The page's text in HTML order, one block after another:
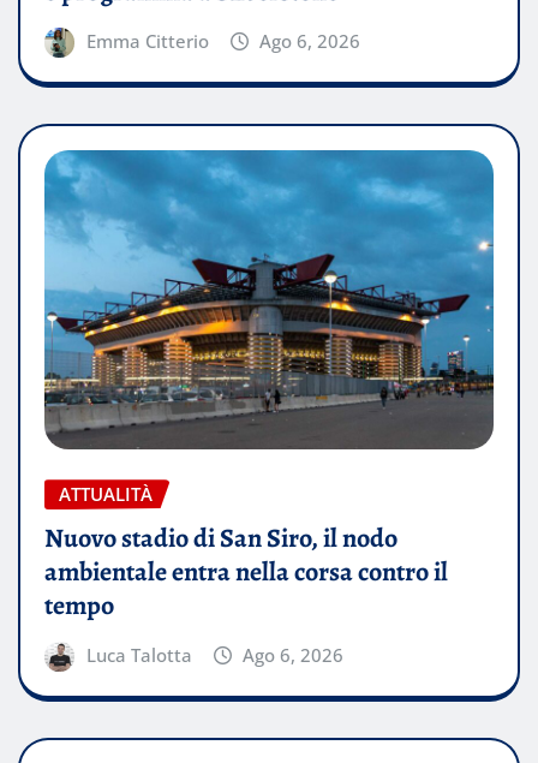
Emma Citterio Ago 6, 2026
ATTUALITÀ
Nuovo stadio di San Siro, il nodo
ambientale entra nella corsa contro il
tempo
Luca Talotta Ago 6, 2026